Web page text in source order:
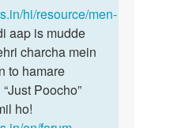
hi/resource/men-
aap is mudde
charcha mein
to hamare
Poocho”
ho!